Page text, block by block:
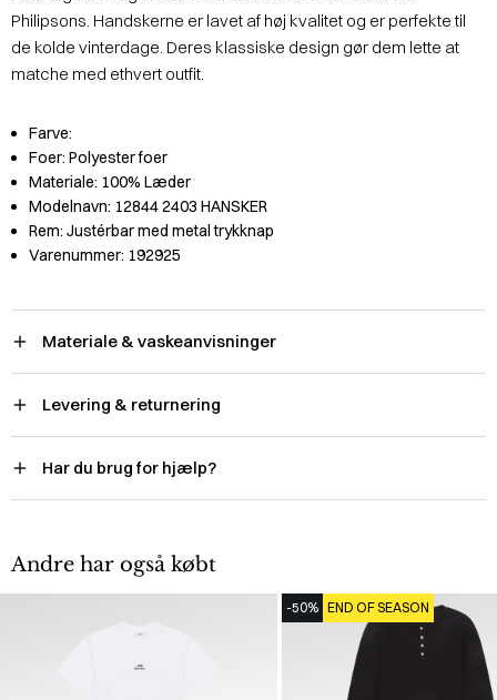
Philipsons. Handskerne er lavet af høj kvalitet og er perfekte til
de kolde vinterdage. Deres klassiske design gør dem lette at
matche med ethvert outfit.
Farve:
Foer: Polyester foer
Materiale: 100% Læder
Modelnavn: 12844 2403 HANSKER
Rem: Justérbar med metal trykknap
Varenummer: 192925
Materiale & vaskeanvisninger
Levering & returnering
Har du brug for hjælp?
Andre har også købt
-50% END OF SEASON